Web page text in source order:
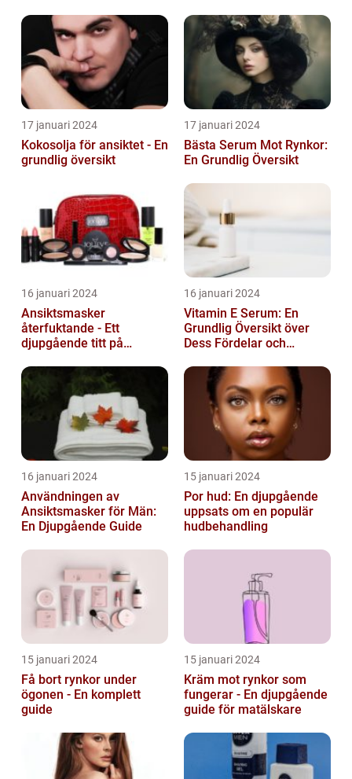
17 januari 2024
Kokosolja för ansiktet - En
grundlig översikt
17 januari 2024
Bästa Serum Mot Rynkor:
En Grundlig Översikt
16 januari 2024
Ansiktsmasker
återfuktande - Ett
djupgående titt på
fenomen
16 januari 2024
Vitamin E Serum: En
Grundlig Översikt över
Dess Fördelar och
16 januari 2024
Användningen av
Ansiktsmasker för Män:
En Djupgående Guide
15 januari 2024
Por hud: En djupgående
uppsats om en populär
hudbehandling
15 januari 2024
Få bort rynkor under
ögonen - En komplett
guide
15 januari 2024
Kräm mot rynkor som
fungerar - En djupgående
guide för matälskare